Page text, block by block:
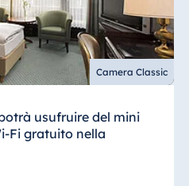
Camera Classic
usufruire del mini
Fi gratuito nella